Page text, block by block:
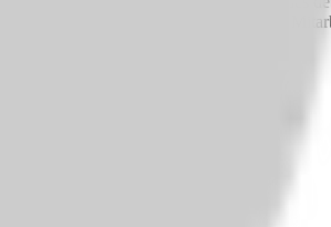
von Familie und Beruf, damit unsere